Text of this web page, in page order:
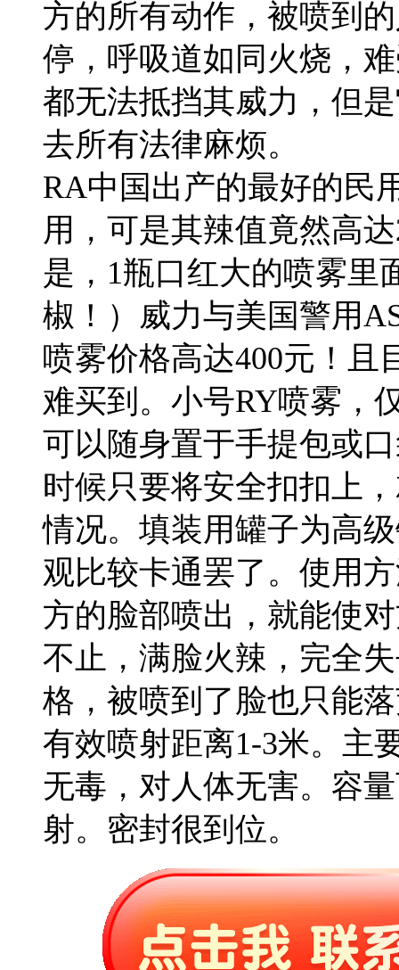
方的所有动作，被喷到
停，呼吸道如同火烧，
都无法抵挡其威力，但
去所有法律麻烦。
RA中国出产的最好的民
用，可是其辣值竟然高
是，1瓶口红大的喷雾里
椒！）威力与美国警用
喷雾价格高达400元！且
难买到。小号RY喷雾，
可以随身置于手提包或
时候只要将安全扣扣上
情况。填装用罐子为高
观比较卡通罢了。使用
方的脸部喷出，就能使
不止，满脸火辣，完全
格，被喷到了脸也只能
有效喷射距离1-3米。主
无毒，对人体无害。容
射。密封很到位。